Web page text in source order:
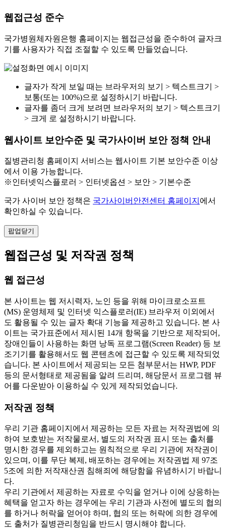
웹접근성 준수
국가병원체자원은행 홈페이지는 웹접근성을 준수하여 글자크
기를 사용자가 직접 조절할 수 있도록 만들었습니다.
글자가 작게 보일 때는 브라우저의 보기 > 텍스트크기 >
보통(또는 100%)으로 설정하시기 바랍니다.
글자를 좀더 크게 보려면 브라우저의 보기 > 텍스트크기
> 크게 로 설정하시기 바랍니다.
웹사이트 보안수준 및 국가사이버 보안 정책 안내
질병관리청 홈페이지 서비스는 웹사이트 기본 보안수준 이상
에서 이용 가능합니다.
※인터넷익스플로러 > 인터넷옵션 > 보안 > 기본수준
국가 사이버 보안 정책은 국가사이버안전센터 홈페이지 에서
확인하실 수 있습니다.
팝업닫기
웹접근성 및 저작권 정책
웹 접근성
본 사이트는 웹 저시력자, 노인 등을 위해 마이크로소프트
(MS) 운영체제 및 인터넷 익스플로러(IE) 브라우저 이외에서
도 활용될 수 있는 글자 확대 기능을 제공하고 있습니다. 본 사
이트는 국가표준에서 제시된 14개 항목을 기반으로 제작되어,
장애인들이 사용하는 화면 낭독 프로그램(Screen Reader) 등 보
조기기를 활용해서도 웹 콘텐츠에 접근할 수 있도록 제작되었
습니다. 본 사이트에서 제공되는 모든 첨부문서는 HWP, PDF
등의 문서형태로 제공됨을 알려 드리며, 해당문서 프로그램 뷰
어를 다운받아 이용하실 수 있게 제작되었습니다.
저작권 정책
우리 기관 홈페이지에서 제공하는 모든 자료는 저작권법에 의
하여 보호받는 저작물로서, 별도의 저작권 표시 또는 출처를
명시한 경우를 제외하고는 원칙적으로 우리 기관에 저작권이
있으며, 이를 무단 복제, 배포하는 경우에는 저작권법 제 97조
5조에 의한 저작재산권 침해죄에 해당함을 유념하시기 바랍니
다.
우리 기관에서 제공하는 자료로 수익을 얻거나 이에 상응하는
혜택을 얻고자 하는 경우에는 우리 기관과 사전에 별도의 협의
를 하거나 허락을 얻어야 하며, 협의 또는 허락에 의한 경우에
도 출처가 질병관리청임을 반드시 명시해야 합니다.